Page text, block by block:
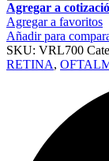
Agregar a
Agregar a favoritos
Añadir para
SKU: VRL700
RETINA,